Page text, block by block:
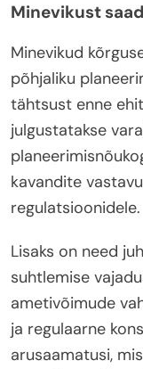
Minevikust
Minevikud
põhjaliku
tähtsust enne
julgustatakse
kavandite
regulatsioonidele.
Lisaks on need
suhtlemise
ametivõimude
ja regulaarne
arusaamatusi,